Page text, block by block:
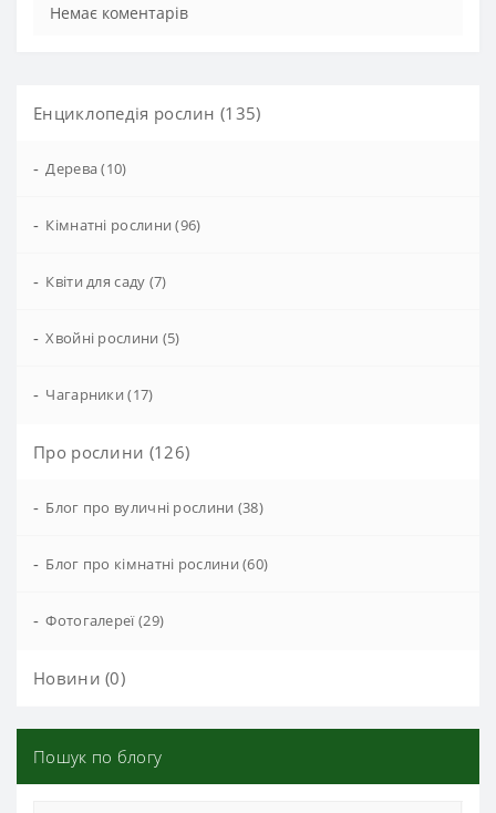
Немає коментарів
Енциклопедія рослин (135)
- Дерева (10)
- Кімнатні рослини (96)
- Квіти для саду (7)
- Хвойні рослини (5)
- Чагарники (17)
Про рослини (126)
- Блог про вуличні рослини (38)
- Блог про кімнатні рослини (60)
- Фотогалереї (29)
Новини (0)
Пошук по блогу